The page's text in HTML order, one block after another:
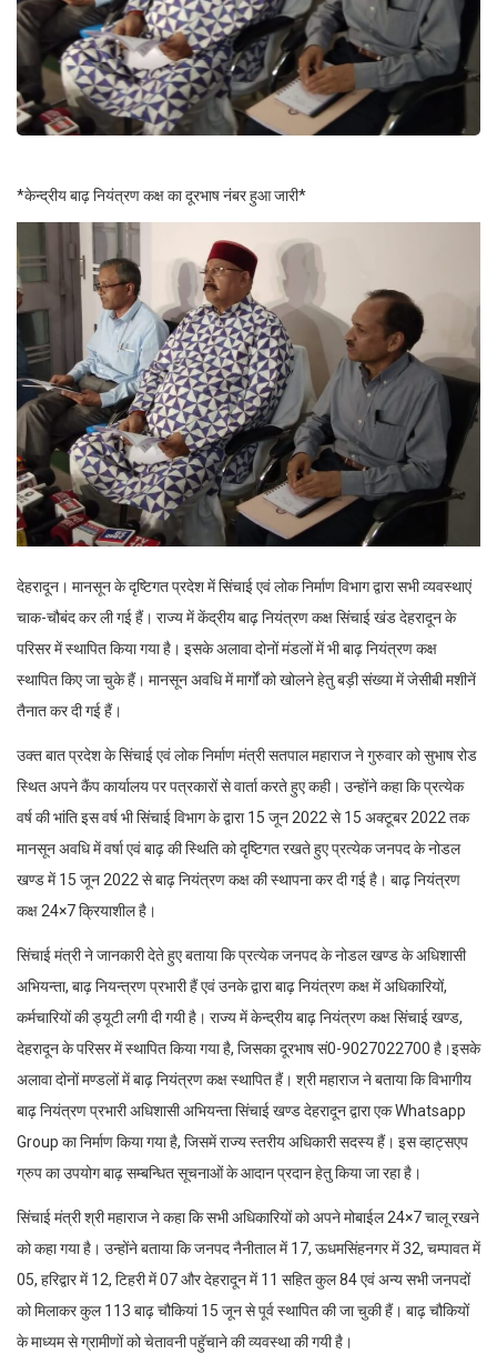
*केन्द्रीय बाढ़ नियंत्रण कक्ष का दूरभाष नंबर हुआ जारी*
देहरादून। मानसून के दृष्टिगत प्रदेश में सिंचाई एवं लोक निर्माण विभाग द्वारा सभी व्यवस्थाएं
चाक-चौबंद कर ली गई हैं। राज्य में केंद्रीय बाढ़ नियंत्रण कक्ष सिंचाई खंड देहरादून के
परिसर में स्थापित किया गया है। इसके अलावा दोनों मंडलों में भी बाढ़ नियंत्रण कक्ष
स्थापित किए जा चुके हैं। मानसून अवधि में मार्गों को खोलने हेतु बड़ी संख्या में जेसीबी मशीनें
तैनात कर दी गई हैं।
उक्त बात प्रदेश के सिंचाई एवं लोक निर्माण मंत्री सतपाल महाराज ने गुरुवार को सुभाष रोड
स्थित अपने कैंप कार्यालय पर पत्रकारों से वार्ता करते हुए कही। उन्होंने कहा कि प्रत्येक
वर्ष की भांति इस वर्ष भी सिंचाई विभाग के द्वारा 15 जून 2022 से 15 अक्टूबर 2022 तक
मानसून अवधि में वर्षा एवं बाढ़ की स्थिति को दृष्टिगत रखते हुए प्रत्येक जनपद के नोडल
खण्ड में 15 जून 2022 से बाढ़ नियंत्रण कक्ष की स्थापना कर दी गई है। बाढ़ नियंत्रण
कक्ष 24×7 क्रियाशील है।
सिंचाई मंत्री ने जानकारी देते हुए बताया कि प्रत्येक जनपद के नोडल खण्ड के अधिशासी
अभियन्ता, बाढ़ नियन्त्रण प्रभारी हैं एवं उनके द्वारा बाढ़ नियंत्रण कक्ष में अधिकारियों,
कर्मचारियों की ड्यूटी लगी दी गयी है। राज्य में केन्द्रीय बाढ़ नियंत्रण कक्ष सिंचाई खण्ड,
देहरादून के परिसर में स्थापित किया गया है, जिसका दूरभाष सं0-9027022700 है।इसके
अलावा दोनों मण्डलों में बाढ़ नियंत्रण कक्ष स्थापित हैं। श्री महाराज ने बताया कि विभागीय
बाढ़ नियंत्रण प्रभारी अधिशासी अभियन्ता सिंचाई खण्ड देहरादून द्वारा एक Whatsapp
Group का निर्माण किया गया है, जिसमें राज्य स्तरीय अधिकारी सदस्य हैं। इस व्हाट्सएप
ग्रुप का उपयोग बाढ़ सम्बन्धित सूचनाओं के आदान प्रदान हेतु किया जा रहा है।
सिंचाई मंत्री श्री महाराज ने कहा कि सभी अधिकारियों को अपने मोबाईल 24×7 चालू रखने
को कहा गया है। उन्होंने बताया कि जनपद नैनीताल में 17, ऊधमसिंहनगर में 32, चम्पावत में
05, हरिद्वार में 12, टिहरी में 07 और देहरादून में 11 सहित कुल 84 एवं अन्य सभी जनपदों
को मिलाकर कुल 113 बाढ़ चौकियां 15 जून से पूर्व स्थापित की जा चुकी हैं। बाढ़ चौकियों
के माध्यम से ग्रामीणों को चेतावनी पहुॅचाने की व्यवस्था की गयी है।